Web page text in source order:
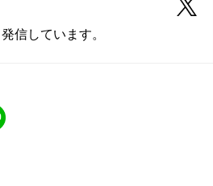
信しています。